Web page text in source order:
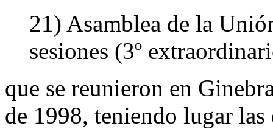
21) Asamblea de la
sesiones (3º
que se reunieron en
de 1998, teniendo lugar